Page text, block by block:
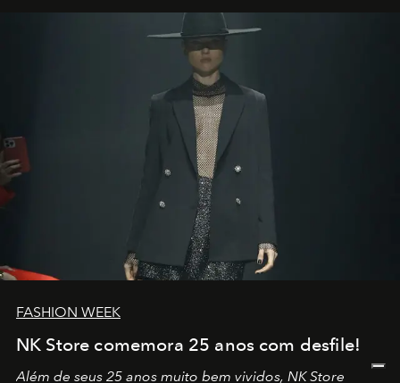
por propósitos, com um claro senso de missão na vida e
FASHION WEEK
NK Store comemora 25 anos com desfile!
Além de seus 25 anos muito bem vividos, NK Store